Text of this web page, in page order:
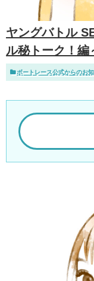
ヤングバトル
ル秘トーク！編
ボートレース公式からのお